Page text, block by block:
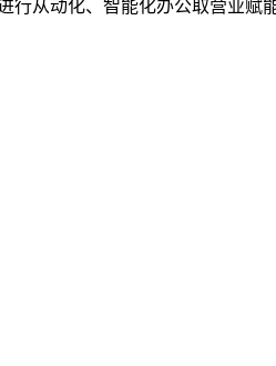
从动化、智能化办公取营业赋